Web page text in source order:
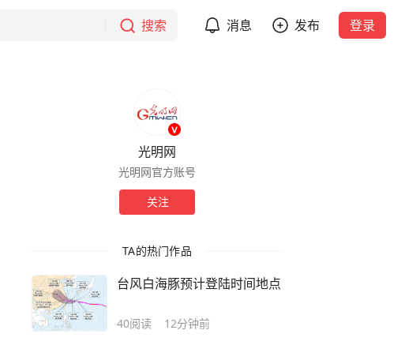
搜索 消息 发布 登录
光明网
光明网官方账号
关注
TA的热门作品
台风白海豚预计登陆时间地点
40阅读 12分钟前